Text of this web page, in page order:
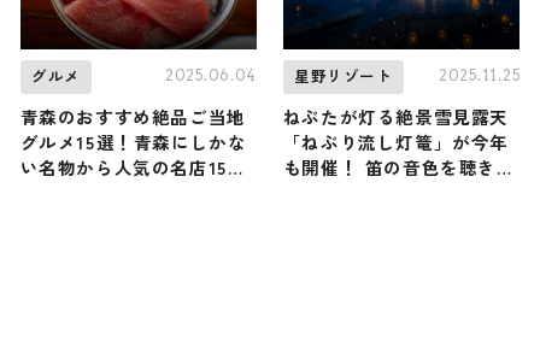
グルメ 2025.06.04
青森のおすすめ絶品ご当地
グルメ15選！青森にしかな
い名物から人気の名店15選
星野リゾート 2025.11.25
ねぶたが灯る絶景雪見露天
「ねぶり流し灯篭」が今年
も開催！ 笛の音色を聴きな